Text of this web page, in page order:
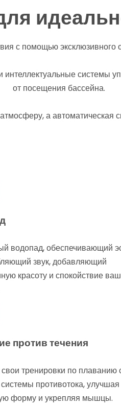
с помощью эксклюзивного
интеллектуальные системы
от посещения бассейна.
а автоматическая
водопад, обеспечивающий
звук, добавляющий
красоту и спокойствие
против течения
тренировки по плаванию
противотока, улучшая
форму и укрепляя мышцы.